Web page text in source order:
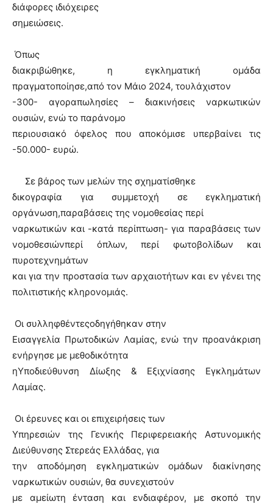
διάφορες ιδιόχειρες
σημειώσεις.
Όπως
διακριβώθηκε, η εγκληματική ομάδα
πραγματοποίησε,από τον Μάιο 2024, τουλάχιστον
-300- αγοραπωλησίες – διακινήσεις ναρκωτικών
ουσιών, ενώ το παράνομο
περιουσιακό όφελος που αποκόμισε υπερβαίνει τις
-50.000- ευρώ.
Σε βάρος των μελών της σχηματίσθηκε
δικογραφία για συμμετοχή σε εγκληματική
οργάνωση,παραβάσεις της νομοθεσίας περί
ναρκωτικών και -κατά περίπτωση- για παραβάσεις των
νομοθεσιώνπερί όπλων, περί φωτοβολίδων και
πυροτεχνημάτων
και για την προστασία των αρχαιοτήτων και εν γένει της
πολιτιστικής κληρονομιάς.
Οι συλληφθέντεςοδηγήθηκαν στην
Εισαγγελία Πρωτοδικών Λαμίας, ενώ την προανάκριση
ενήργησε με μεθοδικότητα
ηΥποδιεύθυνση Δίωξης & Εξιχνίασης Εγκλημάτων
Λαμίας.
Οι έρευνες και οι επιχειρήσεις των
Υπηρεσιών της Γενικής Περιφερειακής Αστυνομικής
Διεύθυνσης Στερεάς Ελλάδας, για
την αποδόμηση εγκληματικών ομάδων διακίνησης
ναρκωτικών ουσιών, θα συνεχιστούν
με αμείωτη ένταση και ενδιαφέρον, με σκοπό την